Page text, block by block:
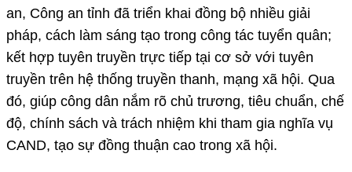
an, Công an tỉnh đã triển khai đồng bộ nhiều giải
pháp, cách làm sáng tạo trong công tác tuyển quân;
kết hợp tuyên truyền trực tiếp tại cơ sở với tuyên
truyền trên hệ thống truyền thanh, mạng xã hội. Qua
đó, giúp công dân nắm rõ chủ trương, tiêu chuẩn, chế
độ, chính sách và trách nhiệm khi tham gia nghĩa vụ
CAND, tạo sự đồng thuận cao trong xã hội.